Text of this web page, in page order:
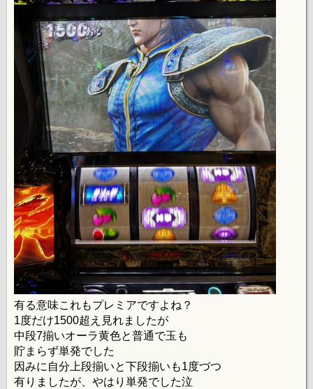
有る意味これもプレミアですよね？
1度だけ1500超え見れましたが
中段7揃いオーラ黄色と普通で玉も
貯まらず単発でした
因みに自分上段揃いと下段揃いも1度づつ
有りましたが、やはり単発でした泣